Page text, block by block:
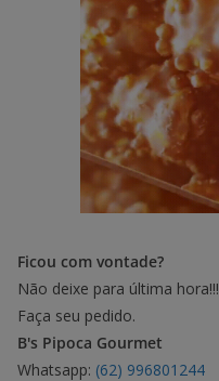
Ficou com vontade?
Não deixe para última hora!!!
Faça seu pedido.
B's Pipoca Gourmet
Whatsapp: (62) 996801244